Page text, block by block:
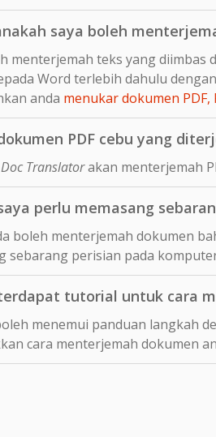
saya boleh
menterjemah teks yang
Word terlebih dahulu
anda menukar dokumen PDF,
PDF cebu yang
Translatorakan menterjemah
perlu memasang
boleh menterjemah dokumen
sebarang perisian pada
tutorial untuk cara
menemui panduan langkah
cara menterjemah dokumen